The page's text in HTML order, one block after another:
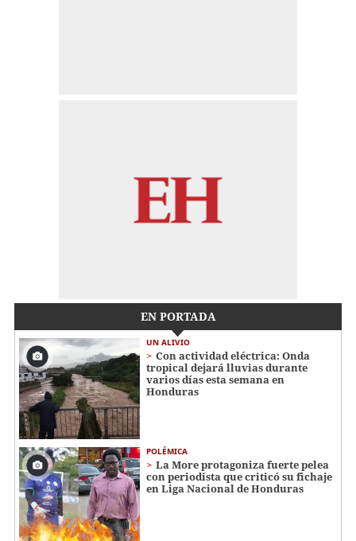
EN PORTADA
UN ALIVIO
Con actividad eléctrica: Onda
tropical dejará lluvias durante
varios días esta semana en
Honduras
POLÉMICA
La More protagoniza fuerte pelea
con periodista que criticó su fichaje
en Liga Nacional de Honduras